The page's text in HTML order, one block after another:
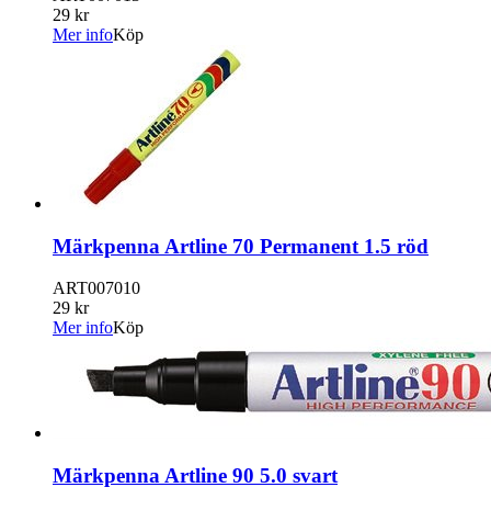
29 kr
Mer infoKöp
Märkpenna Artline 70 Permanent 1.5 röd
ART007010
29 kr
Mer infoKöp
Märkpenna Artline 90 5.0 svart